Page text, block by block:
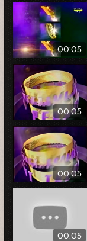
00:05
00:05
00:05
00:05